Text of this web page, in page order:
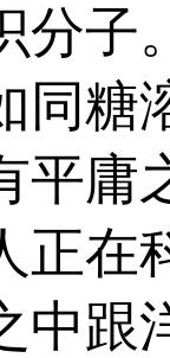
分子
同糖
平庸
正在
中跟